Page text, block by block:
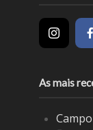
As mais